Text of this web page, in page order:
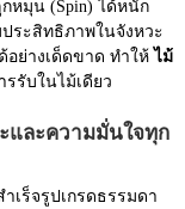
หมุน (Spin) ได้หนัก
ประสิทธิภาพในจังหวะ
อย่างเด็ดขาด ทำให้ไม้
รับในไม้เดียว
และความมั่นใจทุก
เร็จรูปเกรดธรรมดา